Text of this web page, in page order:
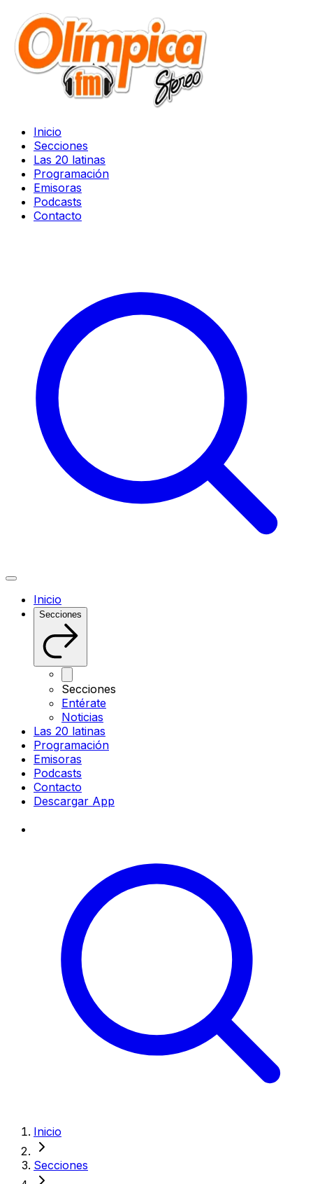
Inicio
Secciones
Las 20 latinas
Programación
Emisoras
Podcasts
Contacto
Inicio
Secciones
Secciones
Entérate
Noticias
Las 20 latinas
Programación
Emisoras
Podcasts
Contacto
Descargar App
Inicio
Secciones